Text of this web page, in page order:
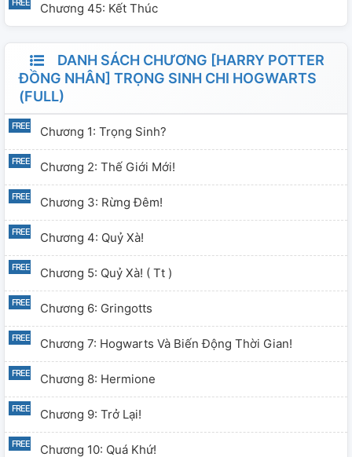
Chương 45: Kết Thúc
DANH SÁCH CHƯƠNG [HARRY POTTER
ĐỒNG NHÂN] TRỌNG SINH CHI HOGWARTS
(FULL)
Chương 1: Trọng Sinh?
Chương 2: Thế Giới Mới!
Chương 3: Rừng Đêm!
Chương 4: Quỷ Xà!
Chương 5: Quỷ Xà! ( Tt )
Chương 6: Gringotts
Chương 7: Hogwarts Và Biến Động Thời Gian!
Chương 8: Hermione
Chương 9: Trở Lại!
Chương 10: Quá Khứ!